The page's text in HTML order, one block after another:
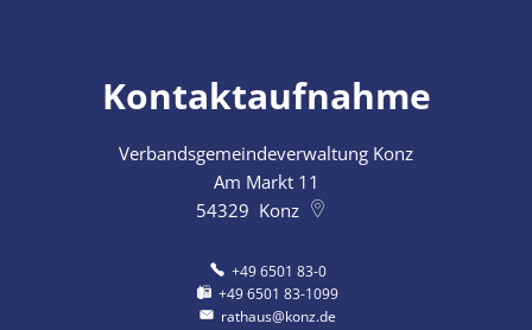
Kontaktaufnahme
Verbandsgemeindeverwaltung Konz
Am Markt 11
54329 Konz
+49 6501 83-0
+49 6501 83-1099
rathaus@konz.de